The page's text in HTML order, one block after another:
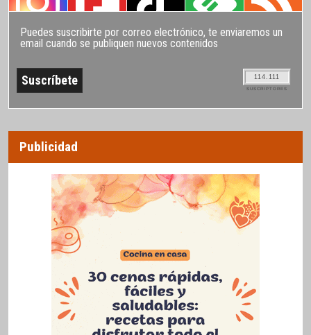
Puedes suscribirte por correo electrónico, te enviaremos un
email cuando se publiquen nuevos contenidos
114.111
SUSCRIPTORES
Publicidad